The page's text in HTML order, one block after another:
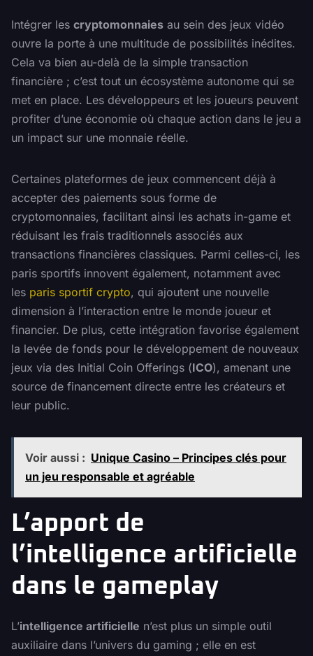
Intégrer les cryptomonnaies au sein des jeux vidéo
ouvre la porte à une multitude de possibilités inédites.
Cela va bien au-delà de la simple transaction
financière ; c’est tout un écosystème autonome qui se
met en place. Les développeurs et les joueurs peuvent
profiter d’une économie où chaque action dans le jeu a
un impact sur une monnaie réelle.
Certaines plateformes de jeux commencent déjà à
accepter des paiements sous forme de
cryptomonnaies, facilitant ainsi les achats in-game et
réduisant les frais traditionnels associés aux
transactions financières classiques. Parmi celles-ci, les
paris sportifs innovent également, notamment avec
les paris sportif crypto, qui ajoutent une nouvelle
dimension à l’interaction entre le monde joueur et
financier. De plus, cette intégration favorise également
la levée de fonds pour le développement de nouveaux
jeux via des Initial Coin Offerings (ICO), amenant une
source de financement directe entre les créateurs et
leur public.
Voir aussi : Unique Casino – Principes clés pour
un jeu responsable et agréable
L’apport de
l’intelligence artificielle
dans le gameplay
L’intelligence artificielle n’est plus un simple outil
auxiliaire dans l’univers du gaming ; elle en est